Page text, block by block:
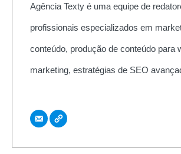
Agência Texty é uma equipe de
profissionais especializados em
conteúdo, produção de conteúdo para
marketing, estratégias de SEO